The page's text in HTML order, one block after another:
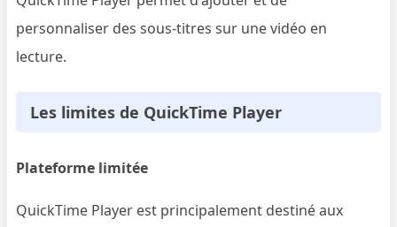
personnaliser des sous-titres sur une vidéo en
lecture.
Les limites de QuickTime Player
Plateforme limitée
QuickTime Player est principalement destiné aux